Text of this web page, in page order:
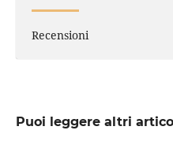
Recensioni
Puoi leggere altri